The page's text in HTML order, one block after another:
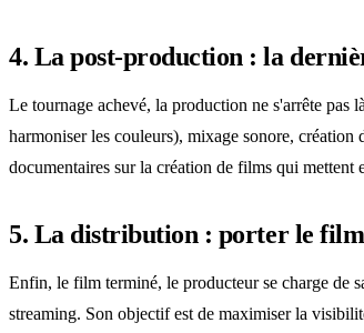
4. La post-production : la
Le tournage achevé, la production ne s'arrête pas
harmoniser les couleurs), mixage sonore,
documentaires sur la création de films qui mettent
5. La distribution : porter le
Enfin, le film terminé, le producteur se charge de
streaming. Son objectif est de maximiser la